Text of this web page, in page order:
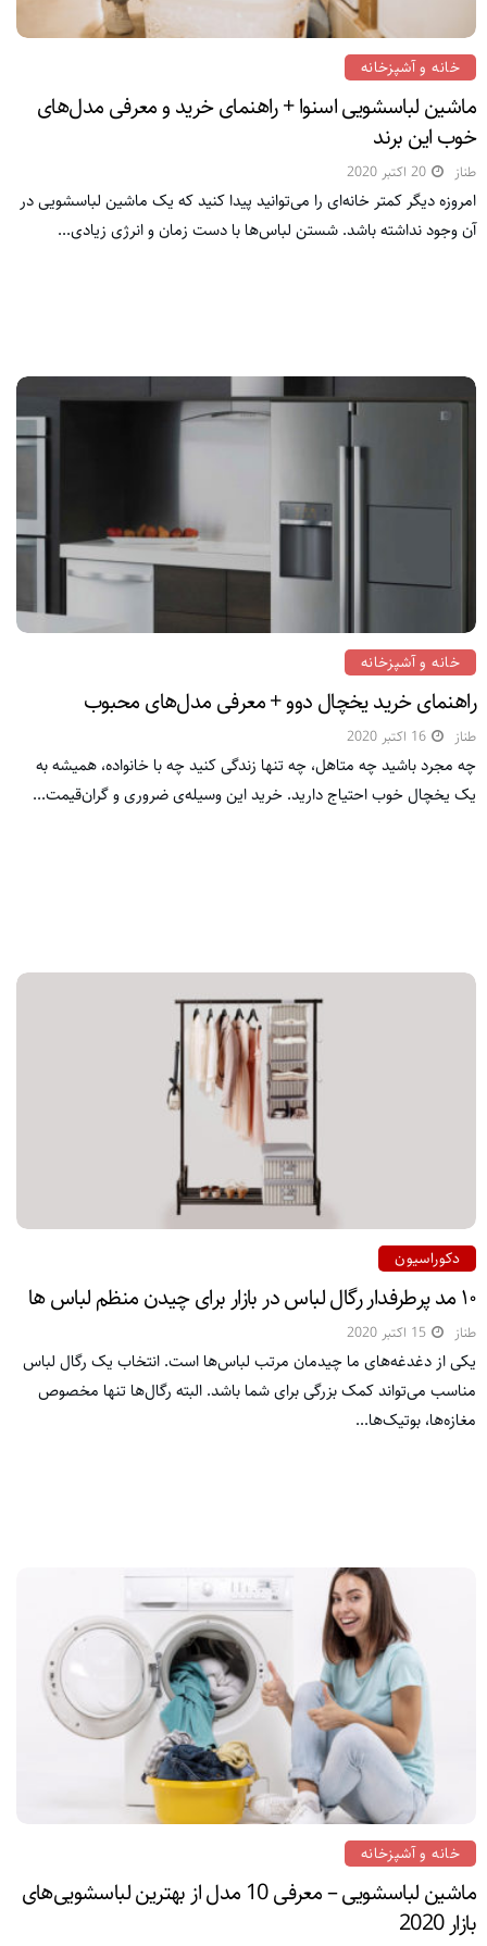
خانه و آشپزخانه
ماشین لباسشویی اسنوا + راهنمای خرید و معرفی مدل‌های
خوب این برند
طناز 20 اکتبر 2020
امروزه دیگر کمتر خانه‌ای را می‌توانید پیدا کنید که یک ماشین لباسشویی در
آن وجود نداشته باشد. شستن لباس‌ها با دست زمان و انرژی زیادی...
خانه و آشپزخانه
راهنمای خرید یخچال دوو + معرفی مدل‌های محبوب
طناز 16 اکتبر 2020
چه مجرد باشید چه متاهل، چه تنها زندگی کنید چه با خانواده، همیشه به
یک یخچال خوب احتیاج دارید. خرید این وسیله‌ی ضروری و گران‌قیمت...
دکوراسیون
۱۰ مد پرطرفدار رگال لباس در بازار برای چیدن منظم لباس ها
طناز 15 اکتبر 2020
یکی از دغدغه‌های ما چیدمان مرتب لباس‌ها است. انتخاب یک رگال لباس
مناسب می‌تواند کمک بزرگی برای شما باشد. البته رگال‌ها تنها مخصوص
مغازه‌ها، بوتیک‌ها...
خانه و آشپزخانه
ماشین لباسشویی – معرفی 10 مدل از بهترین لباسشویی‌های
بازار 2020